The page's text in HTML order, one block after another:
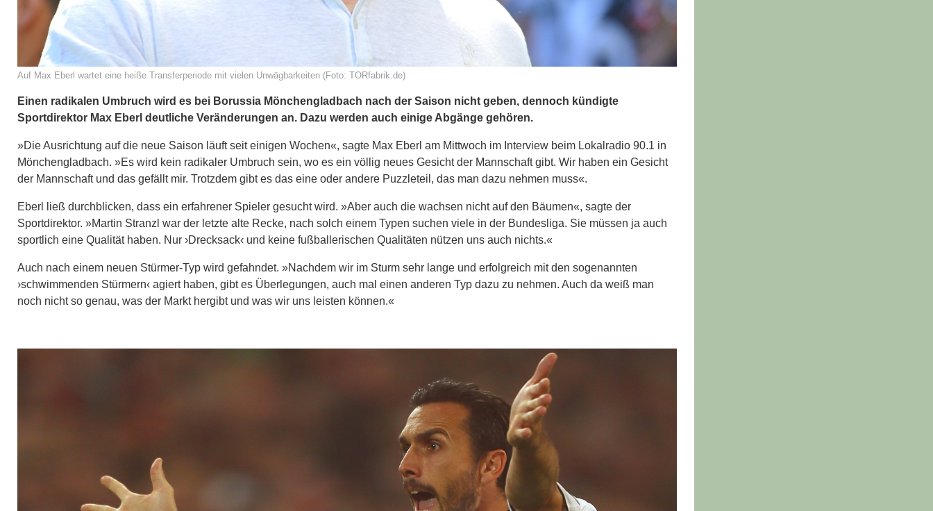
Auf Max Eberl wartet eine heiße Transferperiode mit vielen Unwägbarkeiten (Foto: TORfabrik.de)
Einen radikalen Umbruch wird es bei Borussia Mönchengladbach nach der Saison nicht geben, dennoch kündigte
Sportdirektor Max Eberl deutliche Veränderungen an. Dazu werden auch einige Abgänge gehören.
»Die Ausrichtung auf die neue Saison läuft seit einigen Wochen«, sagte Max Eberl am Mittwoch im Interview beim Lokalradio 90.1 in
Mönchengladbach. »Es wird kein radikaler Umbruch sein, wo es ein völlig neues Gesicht der Mannschaft gibt. Wir haben ein Gesicht
der Mannschaft und das gefällt mir. Trotzdem gibt es das eine oder andere Puzzleteil, das man dazu nehmen muss«.
Eberl ließ durchblicken, dass ein erfahrener Spieler gesucht wird. »Aber auch die wachsen nicht auf den Bäumen«, sagte der
Sportdirektor. »Martin Stranzl war der letzte alte Recke, nach solch einem Typen suchen viele in der Bundesliga. Sie müssen ja auch
sportlich eine Qualität haben. Nur ›Drecksack‹ und keine fußballerischen Qualitäten nützen uns auch nichts.«
Auch nach einem neuen Stürmer-Typ wird gefahndet. »Nachdem wir im Sturm sehr lange und erfolgreich mit den sogenannten
›schwimmenden Stürmern‹ agiert haben, gibt es Überlegungen, auch mal einen anderen Typ dazu zu nehmen. Auch da weiß man
noch nicht so genau, was der Markt hergibt und was wir uns leisten können.«